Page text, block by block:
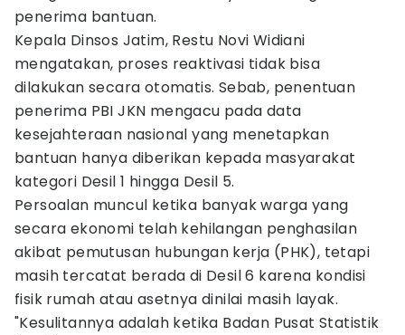
penerima bantuan.
Kepala Dinsos Jatim, Restu Novi Widiani
mengatakan, proses reaktivasi tidak bisa
dilakukan secara otomatis. Sebab, penentuan
penerima PBI JKN mengacu pada data
kesejahteraan nasional yang menetapkan
bantuan hanya diberikan kepada masyarakat
kategori Desil 1 hingga Desil 5.
Persoalan muncul ketika banyak warga yang
secara ekonomi telah kehilangan penghasilan
akibat pemutusan hubungan kerja (PHK), tetapi
masih tercatat berada di Desil 6 karena kondisi
fisik rumah atau asetnya dinilai masih layak.
"Kesulitannya adalah ketika Badan Pusat Statistik